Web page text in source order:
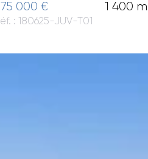
000 € 1 400 m
: 180625-JUV-T01